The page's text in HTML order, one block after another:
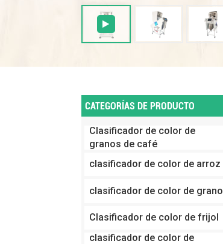
CATEGORÍAS DE PRODUCTO
Clasificador de color de
granos de café
clasificador de color de arroz
clasificador de color de grano
Clasificador de color de frijol
clasificador de color de